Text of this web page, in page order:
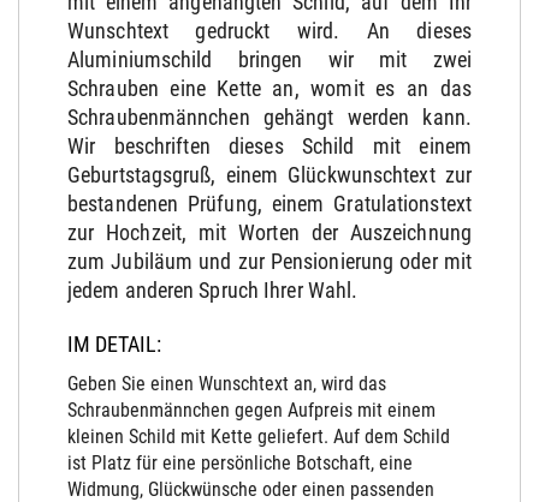
Wunschtext gedruckt wird. An dieses
Aluminiumschild bringen wir mit zwei
Schrauben eine Kette an, womit es an das
Schraubenmännchen gehängt werden kann.
Wir beschriften dieses Schild mit einem
Geburtstagsgruß, einem Glückwunschtext zur
bestandenen Prüfung, einem Gratulationstext
zur Hochzeit, mit Worten der Auszeichnung
zum Jubiläum und zur Pensionierung oder mit
jedem anderen Spruch Ihrer Wahl.
IM DETAIL:
Geben Sie einen Wunschtext an, wird das
Schraubenmännchen gegen Aufpreis mit einem
kleinen Schild mit Kette geliefert. Auf dem Schild
ist Platz für eine persönliche Botschaft, eine
Widmung, Glückwünsche oder einen passenden